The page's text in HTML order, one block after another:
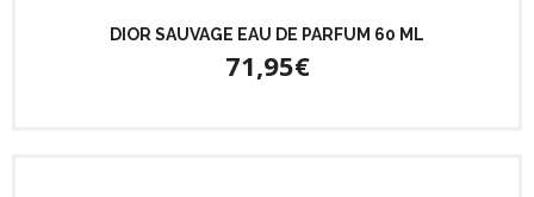
DIOR SAUVAGE EAU DE PARFUM 60 ML
71,95€